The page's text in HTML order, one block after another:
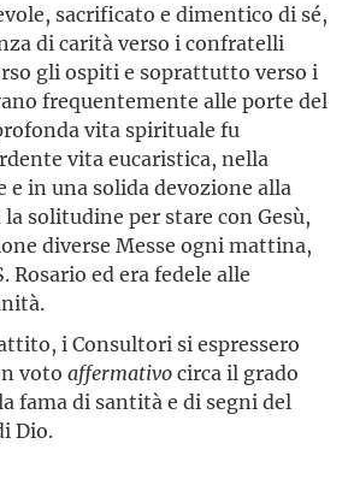
sacrificato e dimentico di sé,
di carità verso i confratelli
gli ospiti e soprattutto verso i
frequentemente alle porte del
vita spirituale fu
vita eucaristica, nella
e in una solida devozione alla
la solitudine per stare con Gesù,
diverse Messe ogni mattina,
Rosario ed era fedele alle
i Consultori si espressero
voto affermativocirca il grado
fama di santità e di segni del
Dio.